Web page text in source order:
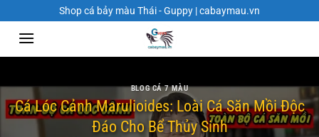
đến
dung
Shop cá bảy màu Thái - Guppy | cabaymau.vn
BLOG CÁ 7 MÀU
Cá Lóc Cảnh Marulioides: Loài Cá Săn Mồi Độc
Đáo Cho Bể Thủy Sinh